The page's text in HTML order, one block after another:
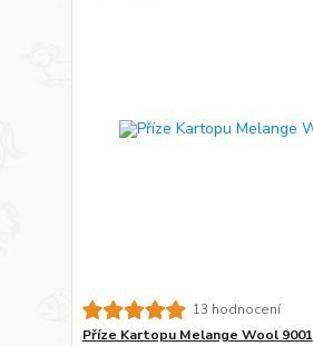
13 hodnocení
Příze Kartopu Melange Wool 9001